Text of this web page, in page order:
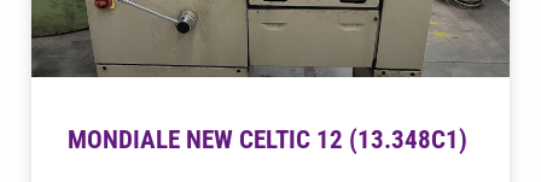
MONDIALE NEW CELTIC 12 (13.348C1)